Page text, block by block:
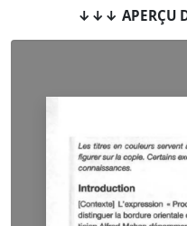
↓↓↓ APERÇU